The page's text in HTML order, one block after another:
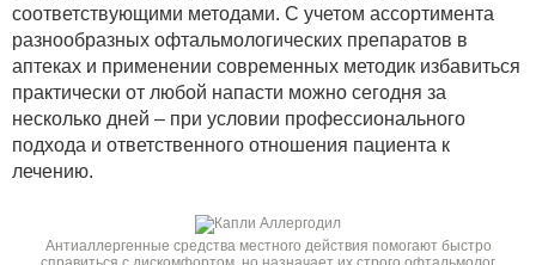
соответствующими методами. С учетом ассортимента
разнообразных офтальмологических препаратов в
аптеках и применении современных методик избавиться
практически от любой напасти можно сегодня за
несколько дней – при условии профессионального
подхода и ответственного отношения пациента к
лечению.
Антиаллергенные средства местного действия помогают быстро